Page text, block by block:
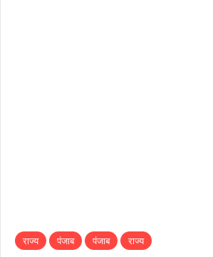
राज्य पंजाब पंजाब राज्य